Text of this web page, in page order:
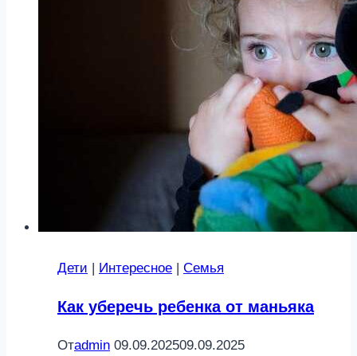
Дети Интересное Семья
Как уберечь ребенка от маньяка
Отadmin 09.09.202509.09.2025